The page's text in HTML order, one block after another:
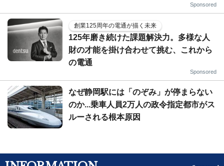
Sponsored
創業125周年の電通が描く未来
125年磨き続けた課題解決力。多様な人
財の才能を掛け合わせて挑む、これから
の電通
Sponsored
なぜ静岡駅には「のぞみ」が停まらない
のか...乗車人員2万人の政令指定都市がス
ルーされる根本原因